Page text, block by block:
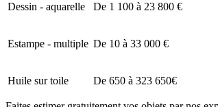
Dessin - aquarelle De 1 100 à 23 800 €
Estampe - multiple De 10 à 33 000 €
Huile sur toile De 650 à 323 650€